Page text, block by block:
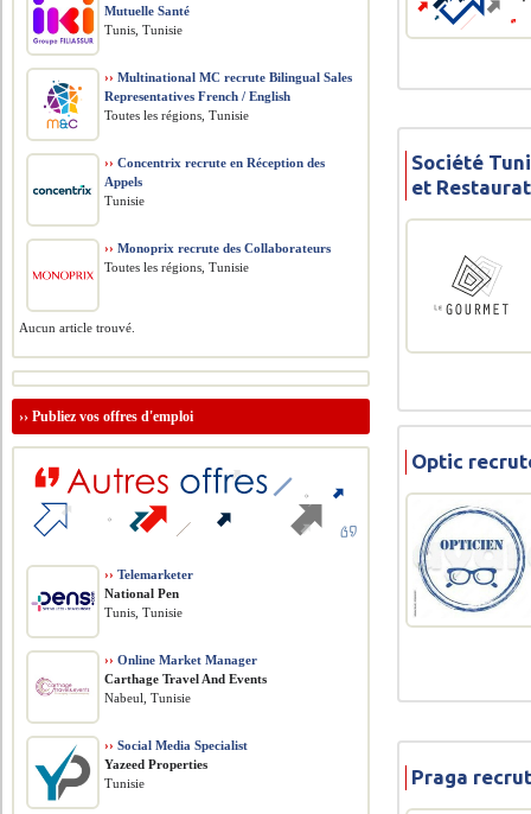
Société
et
Optic
Praga
Mutuelle Santé
Tunis, Tunisie
›› Multinational MC recrute Bilingual Sales
Representatives French / English
Toutes les régions, Tunisie
›› Concentrix recrute en Réception des
Appels
Tunisie
›› Monoprix recrute des Collaborateurs
Toutes les régions, Tunisie
Aucun article trouvé.
››Publiez vos offres d'emploi
›› Telemarketer
National Pen
Tunis, Tunisie
›› Online Market Manager
Carthage Travel And Events
Nabeul, Tunisie
›› Social Media Specialist
Yazeed Properties
Tunisie